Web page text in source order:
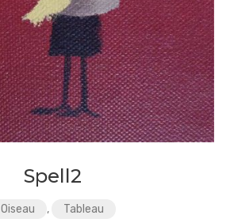
Spell2
Oiseau , Tableau